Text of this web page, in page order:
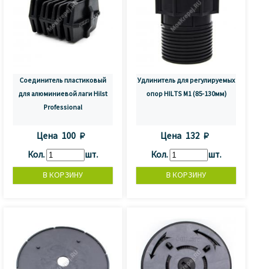
Соединитель пластиковый
для алюминиевой лаги Hilst
Professional
Цена 100 
Кол.
шт.
Удлинитель для регулируемых
опор HILTS М1 (85-130мм)
Цена 132 
Кол.
шт.